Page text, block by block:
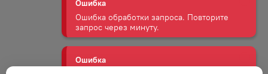
Ошибка
Ошибка обработки запроса. Повторите
запрос через минуту.
Ошибка